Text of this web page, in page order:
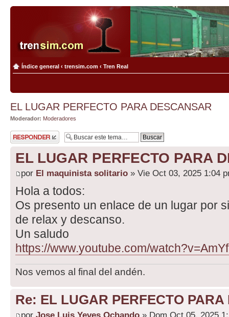
Índice general ‹ trensim.com ‹ Tren Real
EL LUGAR PERFECTO PARA DESCANSAR
Moderador: Moderadores
Publicar una
respuesta
EL LUGAR PERFECTO PARA
por El maquinista solitario » Vie Oct 03, 2025 1:04
Hola a todos:
Os presento un enlace de un lugar por
de relax y descanso.
Un saludo
https://www.youtube.com/
Nos vemos al final del andén.
Re: EL LUGAR PERFECTO
por Jose Luis Yeves Ochando » Dom Oct 05, 2025